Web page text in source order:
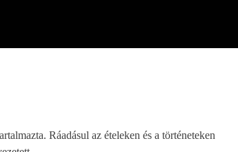
Ráadásul az ételeken és a történeteken